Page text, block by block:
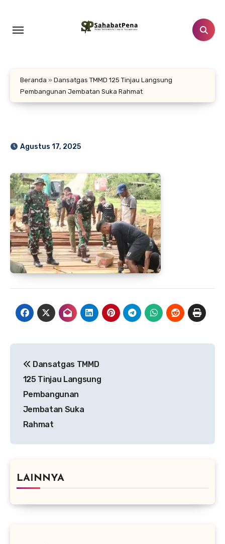
konten
Beranda » Dansatgas TMMD 125 Tinjau Langsung
Pembangunan Jembatan Suka Rahmat
Agustus 17, 2025
pos
Dansatgas TMMD
125 Tinjau Langsung
Pembangunan
Jembatan Suka
Rahmat
LAINNYA